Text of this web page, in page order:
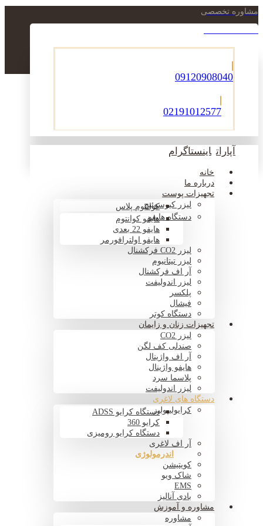
مشاوره تخصصی
09120908040
02191012577
آپارات اینستاگرام
خانه
درباره ما
تجهیزات پوست
لیزر کیوسوئیچکوانتوم پلاس
دستگاه هایفوهایفو کوانتوم
هایفو 22 بعدی
هایفو اولترافورمر
لیزر CO2 فرکشنال
لیزر تیتانیوم
آر اف فرکشنال
لیزر اندولیفت
پلکسر
فیشال
دستگاه کوتر
تجهیزات زنان و زایمان
لیزر CO2
صندلی کف لگن
آر اف واژینال
هایفو واژینال
پلاسما سرد
لیزر اندولیفت
دستگاه های لاغری
کرایولیپولیزدستگاه کرایو ADSS
کرایو 360
دستگاه کرایو رومیزی
آر اف لاغری
اندرمولوژی
کویتیشن
شاک ویو
EMS
بادی آنالیز
مشاوره و آموزش
مشاوره